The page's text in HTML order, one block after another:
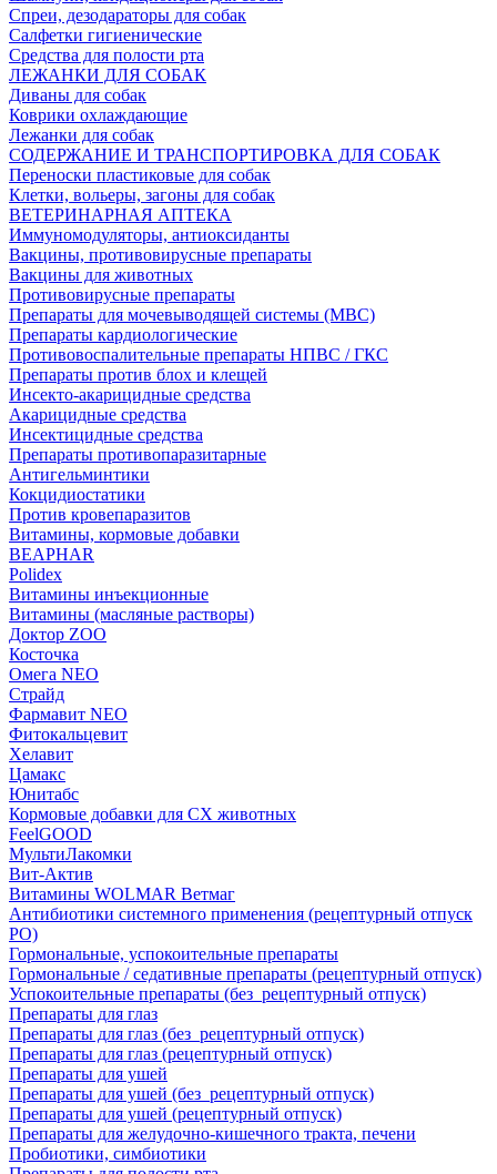
Спреи, дезодараторы для собак
Салфетки гигиенические
Средства для полости рта
ЛЕЖАНКИ ДЛЯ СОБАК
Диваны для собак
Коврики охлаждающие
Лежанки для собак
СОДЕРЖАНИЕ И ТРАНСПОРТИРОВКА ДЛЯ СОБАК
Переноски пластиковые для собак
Клетки, вольеры, загоны для собак
ВЕТЕРИНАРНАЯ АПТЕКА
Иммуномодуляторы, антиоксиданты
Вакцины, противовирусные препараты
Вакцины для животных
Противовирусные препараты
Препараты для мочевыводящей системы (МВС)
Препараты кардиологические
Противовоспалительные препараты НПВС / ГКС
Препараты против блох и клещей
Инсекто-акарицидные средства
Акарицидные средства
Инсектицидные средства
Препараты противопаразитарные
Антигельминтики
Кокцидиостатики
Против кровепаразитов
Витамины, кормовые добавки
BEAPHAR
Polidex
Витамины инъекционные
Витамины (масляные растворы)
Доктор ZOO
Косточка
Омега NEO
Страйд
Фармавит NEO
Фитокальцевит
Хелавит
Цамакс
Юнитабс
Кормовые добавки для СХ животных
FeelGOOD
МультиЛакомки
Вит-Актив
Витамины WOLMAR Ветмаг
Антибиотики системного применения (рецептурный отпуск
РО)
Гормональные, успокоительные препараты
Гормональные / седативные препараты (рецептурный отпуск)
Успокоительные препараты (без_рецептурный отпуск)
Препараты для глаз
Препараты для глаз (без_рецептурный отпуск)
Препараты для глаз (рецептурный отпуск)
Препараты для ушей
Препараты для ушей (без_рецептурный отпуск)
Препараты для ушей (рецептурный отпуск)
Препараты для желудочно-кишечного тракта, печени
Пробиотики, симбиотики